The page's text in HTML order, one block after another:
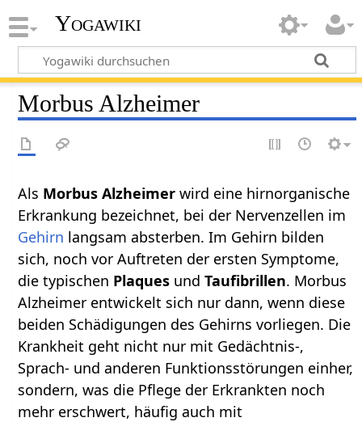
Yogawiki
Morbus Alzheimer
Als Morbus Alzheimer wird eine hirnorganische
Erkrankung bezeichnet, bei der Nervenzellen im
Gehirn langsam absterben. Im Gehirn bilden
sich, noch vor Auftreten der ersten Symptome,
die typischen Plaques undTaufibrillen. Morbus
Alzheimer entwickelt sich nur dann, wenn diese
beiden Schädigungen des Gehirns vorliegen. Die
Krankheit geht nicht nur mit Gedächtnis-,
Sprach- und anderen Funktionsstörungen einher,
sondern, was die Pflege der Erkrankten noch
mehr erschwert, häufig auch mit